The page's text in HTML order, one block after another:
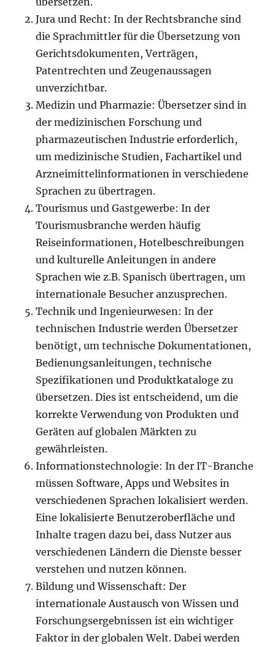
Jura und Recht: In der Rechtsbranche sind
die Sprachmittler für die Übersetzung von
Gerichtsdokumenten, Verträgen,
Patentrechten und Zeugenaussagen
unverzichtbar.
Medizin und Pharmazie: Übersetzer sind in
der medizinischen Forschung und
pharmazeutischen Industrie erforderlich,
um medizinische Studien, Fachartikel und
Arzneimittelinformationen in verschiedene
Sprachen zu übertragen.
Tourismus und Gastgewerbe: In der
Tourismusbranche werden häufig
Reiseinformationen, Hotelbeschreibungen
und kulturelle Anleitungen in andere
Sprachen wie z.B. Spanisch übertragen, um
internationale Besucher anzusprechen.
Technik und Ingenieurwesen: In der
technischen Industrie werden Übersetzer
benötigt, um technische Dokumentationen,
Bedienungsanleitungen, technische
Spezifikationen und Produktkataloge zu
übersetzen. Dies ist entscheidend, um die
korrekte Verwendung von Produkten und
Geräten auf globalen Märkten zu
gewährleisten.
Informationstechnologie: In der IT-Branche
müssen Software, Apps und Websites in
verschiedenen Sprachen lokalisiert werden.
Eine lokalisierte Benutzeroberfläche und
Inhalte tragen dazu bei, dass Nutzer aus
verschiedenen Ländern die Dienste besser
verstehen und nutzen können.
Bildung und Wissenschaft: Der
internationale Austausch von Wissen und
Forschungsergebnissen ist ein wichtiger
Faktor in der globalen Welt. Dabei werden